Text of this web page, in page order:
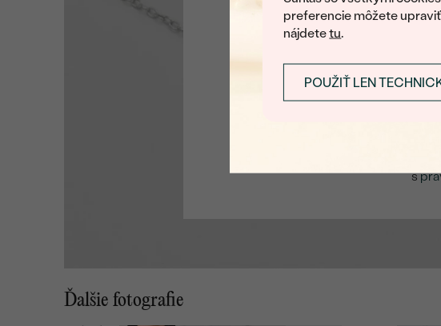
preferencie môžete
nájdetetu.
POUŽIŤ LEN
Ďalšie fotografie
s